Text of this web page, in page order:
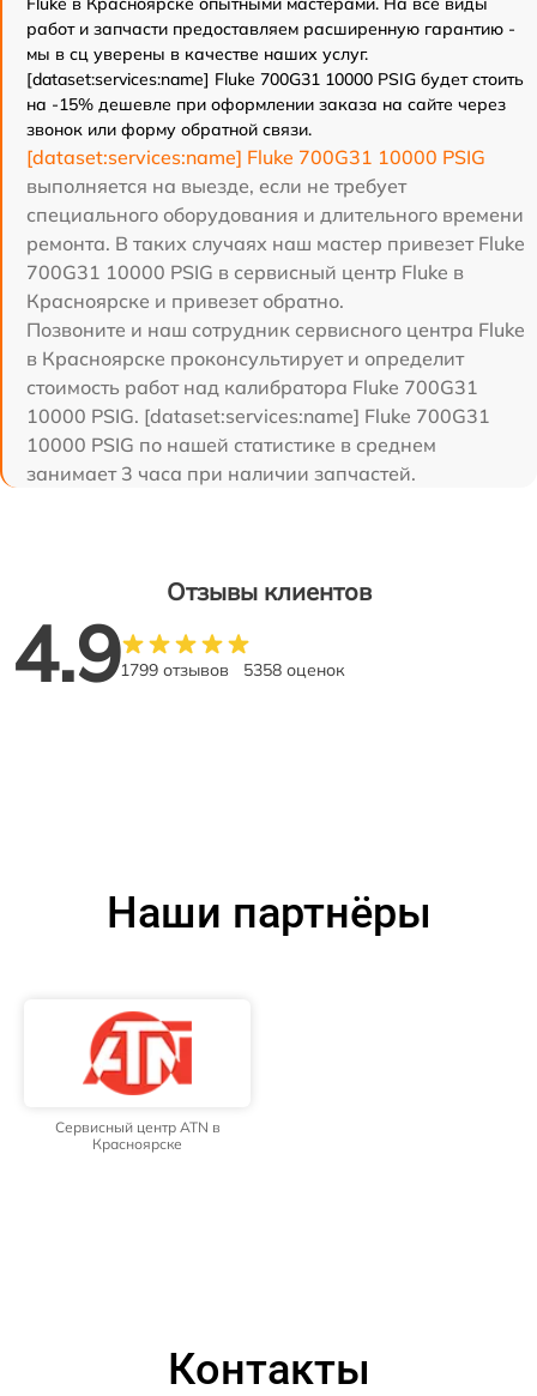
работ и запчасти предоставляем расширенную гарантию -
мы в сц уверены в качестве наших услуг.
[dataset:services:name] Fluke 700G31 10000 PSIG будет стоить
на -15% дешевле при оформлении заказа на сайте через
звонок или форму обратной связи.
[dataset:services:name] Fluke 700G31 10000 PSIG
выполняется на выезде, если не требует
специального оборудования и длительного времени
ремонта. В таких случаях наш мастер привезет Fluke
700G31 10000 PSIG в сервисный центр Fluke в
Красноярске и привезет обратно.
Позвоните и наш сотрудник сервисного центра Fluke
в Красноярске проконсультирует и определит
стоимость работ над калибратора Fluke 700G31
10000 PSIG. [dataset:services:name] Fluke 700G31
10000 PSIG по нашей статистике в среднем
занимает 3 часа при наличии запчастей.
Отзывы клиентов
4.91799 отзывов 5358 оценок
Наши партнёры
Сервисный центр ATN в
Красноярске
Контакты